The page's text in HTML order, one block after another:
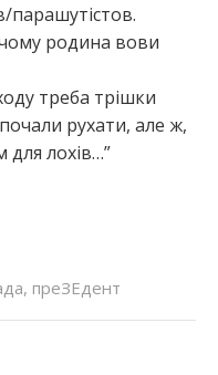
парашутістов.
родина вови
треба трішки
рухати, але ж,
лохів…”
, преЗЕдент